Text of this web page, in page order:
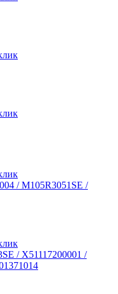
/ M105R3051SE /
/ X51117200001 /